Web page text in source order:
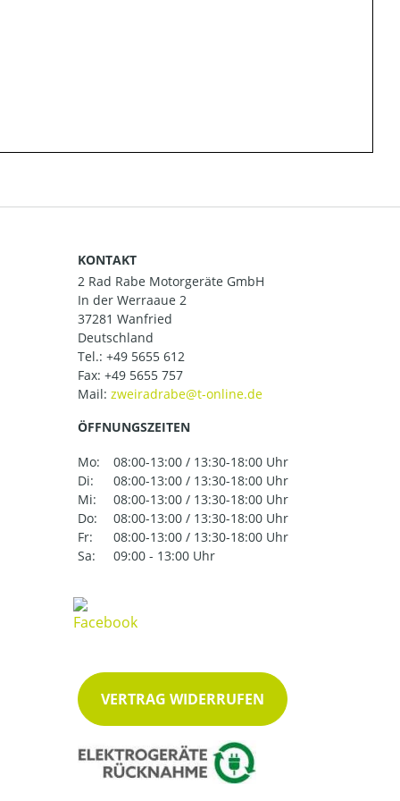
KONTAKT
2 Rad Rabe Motorgeräte GmbH
In der Werraaue 2
37281 Wanfried
Deutschland
Tel.: +49 5655 612
Fax: +49 5655 757
Mail:
ÖFFNUNGSZEITEN
Mo:
08:00-13:00 / 13:30-18:00 Uhr
Di:
08:00-13:00 / 13:30-18:00 Uhr
Mi:
08:00-13:00 / 13:30-18:00 Uhr
Do:
08:00-13:00 / 13:30-18:00 Uhr
Fr:
08:00-13:00 / 13:30-18:00 Uhr
Sa:
09:00 - 13:00 Uhr
VERTRAG WIDERRUFEN